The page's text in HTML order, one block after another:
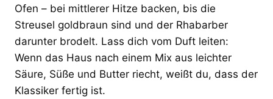
Ofen – bei mittlerer Hitze backen, bis die
Streusel goldbraun sind und der Rhabarber
darunter brodelt. Lass dich vom Duft leiten:
Wenn das Haus nach einem Mix aus leichter
Säure, Süße und Butter riecht, weißt du, dass der
Klassiker fertig ist.